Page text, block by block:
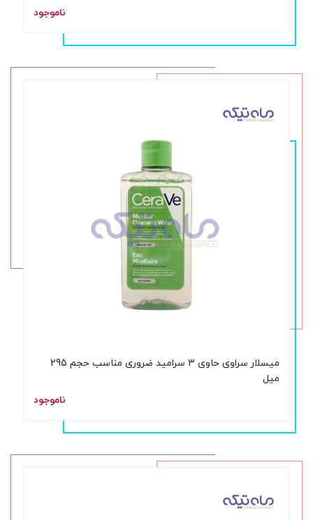
ناموجود
میسلار سراوی حاوی 3 سرامید ضروری مناسب حجم 295
میل
ناموجود